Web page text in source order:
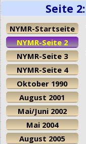
Seite 2:
NYMR-Startseite
NYMR-Seite 2
NYMR-Seite 3
NYMR-Seite 4
Oktober 1990
August 2001
Mai/Juni 2002
Mai 2004
August 2005